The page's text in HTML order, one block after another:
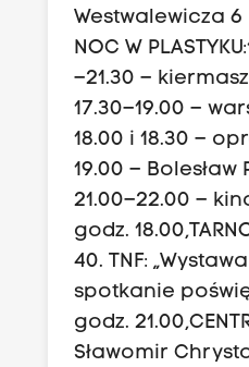
Westwalewicza 6
NOC W
–21.30 – kiermasz
17.30–19.00 –
18.00 i 18.30 –
19.00 –
21.00–22.00 –
godz.
40. TNF:
spotkanie
godz.
Sławomir